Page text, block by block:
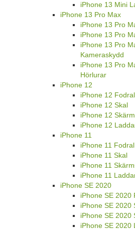
iPhone 13 Mini
iPhone 13 Pro Max
iPhone 13 Pro
iPhone 13 Pro
iPhone 13 Pro
Kameraskydd
iPhone 13 Pro
Hörlurar
iPhone 12
iPhone 12 Fodral
iPhone 12 Skal
iPhone 12
iPhone 12
iPhone 11
iPhone 11 Fodral
iPhone 11 Skal
iPhone 11
iPhone 11
iPhone SE 2020
iPhone SE 2020
iPhone SE 2020
iPhone SE 2020
iPhone SE 2020